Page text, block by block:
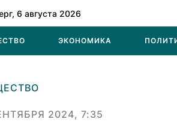
6 августа 2026
ЭКОНОМИКА
2024, 7:35